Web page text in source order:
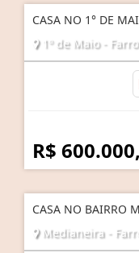
CASA NO 1° DE
1º de Maio -
R$
CASA NO BAIRRO
Medianeira -